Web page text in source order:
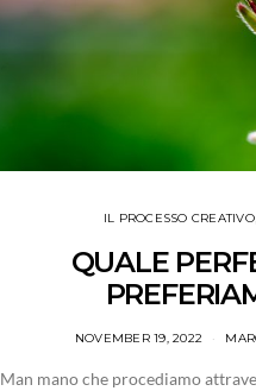
IL PROCESSO CREATIVO
QUALE
NOVEMBER 19, 2022
Man mano che procediamo